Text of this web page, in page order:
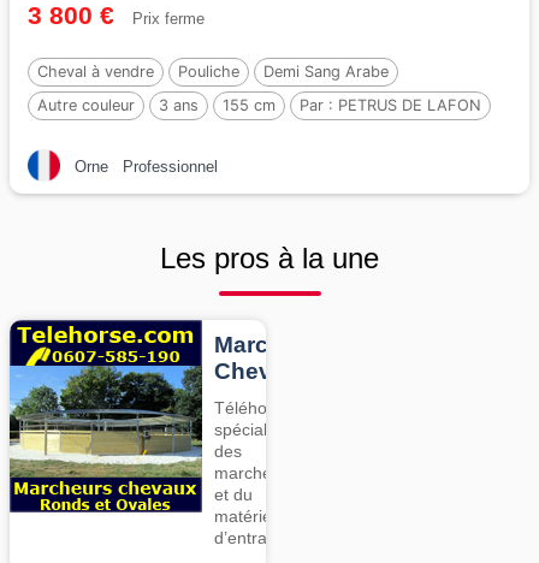
3 800 € Prix ferme
Cheval à vendre Pouliche
Demi Sang Arabe
Autre couleur
3 ans 155 cm Par : PETRUS DE LAFON
Orne Professionnel
Les pros à la une
Marcheurs
Chevaux
Téléhorse,
spécialiste
des
marcheurs
et du
matériel
d’entrainement